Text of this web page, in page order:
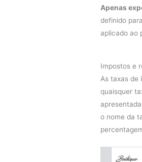
Apenas
definido para
aplicado ao
Impostos e
As taxas de
quaisquer
o nome da